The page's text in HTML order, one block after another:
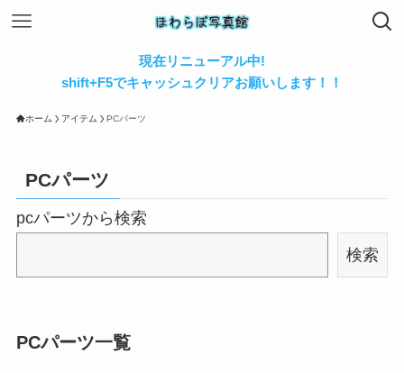
現在リニューアル中!
shift+F5でキャッシュクリアお願いします！！
ホーム アイテム PCパーツ
PCパーツ
pcパーツから検索
検索
PCパーツ一覧